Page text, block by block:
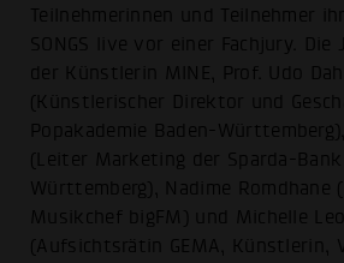
Teilnehmerinnen und Teilnehmer
SONGS live vor einer Fachjury.
der Künstlerin MINE, Prof. Udo
(Künstlerischer Direktor und
Popakademie Baden-
(Leiter Marketing der Sparda-Bank
Württemberg), Nadime Romdhane
Musikchef bigFM) und Michelle
(Aufsichtsrätin GEMA, Künstlerin,